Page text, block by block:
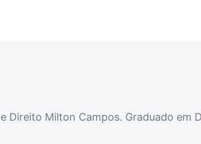
Direito Milton Campos. Graduado em